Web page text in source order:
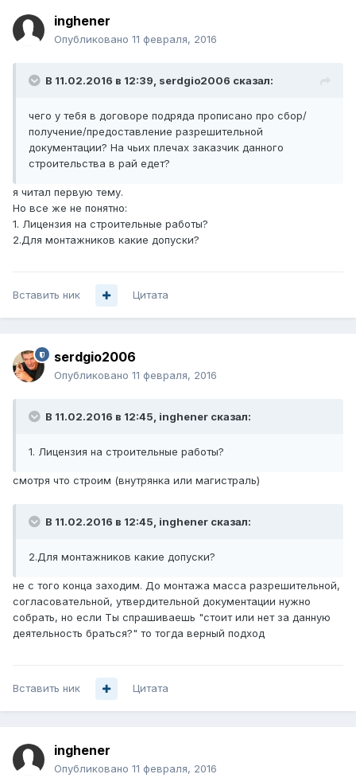
inghener
Опубликовано 11 февраля, 2016
В 11.02.2016 в 12:39, serdgio2006 сказал:
чего у тебя в договоре подряда прописано про сбор/
получение/предоставление разрешительной
документации? На чьих плечах заказчик данного
строительства в рай едет?
я читал первую тему.
Но все же не понятно:
1. Лицензия на строительные работы?
2.Для монтажников какие допуски?
Вставить ник Цитата
serdgio2006
Опубликовано 11 февраля, 2016
В 11.02.2016 в 12:45, inghener сказал:
1. Лицензия на строительные работы?
смотря что строим (внутрянка или магистраль)
В 11.02.2016 в 12:45, inghener сказал:
2.Для монтажников какие допуски?
не с того конца заходим. До монтажа масса разрешительной,
согласовательной, утвердительной документации нужно
собрать, но если Ты спрашиваешь "стоит или нет за данную
деятельность браться?" то тогда верный подход
Вставить ник Цитата
inghener
Опубликовано 11 февраля, 2016